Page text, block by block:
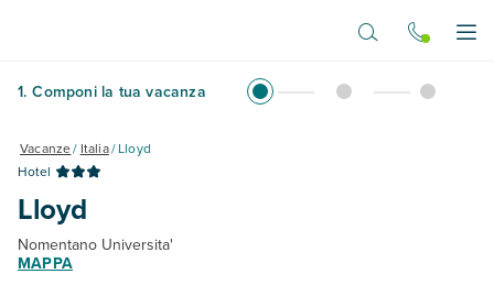
1. Componi la tua vacanza
Vacanze/ Italia/Lloyd
Hotel
Lloyd
Nomentano Universita'
MAPPA